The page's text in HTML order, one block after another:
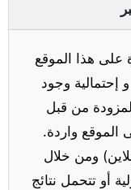
على هذا الموقع
إحتمالية وجود
من قبل
الموقع واردة.
ومن خلال
أو تتحمل نتائج